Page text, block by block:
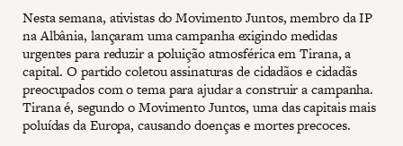
Nesta semana, ativistas do Movimento Juntos, membro da IP
na Albânia, lançaram uma campanha exigindo medidas
urgentes para reduzir a poluição atmosférica em Tirana, a
capital. O partido coletou assinaturas de cidadãos e cidadãs
preocupados com o tema para ajudar a construir a campanha.
Tirana é, segundo o Movimento Juntos, uma das capitais mais
poluídas da Europa, causando doenças e mortes precoces.